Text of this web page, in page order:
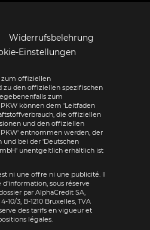
Widerrufsbelehrung
Einstellungen
zum offiziellen
zu den offiziellen spezifischen
zum
können dem 'Leitfaden
die offiziellen
und den offiziellen
entnommen werden, der
und bei der 'Deutschen
unentgeltlich erhältlich ist
ni une offre ni une publicité. Il
d'information, sous réserve
par AlphaCredit SA,
10/3, B-1210 Bruxelles, TVA
des tarifs en vigueur et
légales.